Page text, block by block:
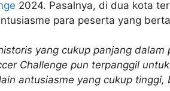
2024. Pasalnya, di dua kota
para peserta yang
yang cukup panjang
Challenge pun terpanggil
antusiasme yang cukup